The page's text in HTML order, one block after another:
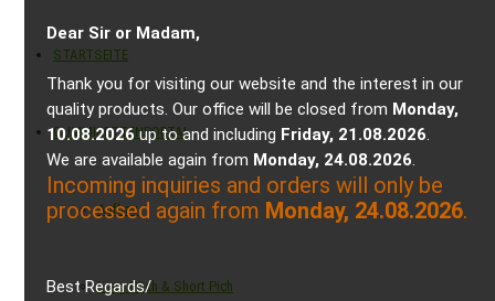
STARTSEITE
GUMMIKETTENPORTAL
Aufbau
Long Pitch & Short Pich
Dear Sir or Madam,
Thank you for visiting our website and the interest in our
quality products. Our office will be closed from Monday,
10.08.2026up to and including Friday, 21.08.2026.
We are available again from Monday, 24.08.2026.
Incoming inquiries and orders will only be
processed again from Monday, 24.08.2026.
Best Regards/